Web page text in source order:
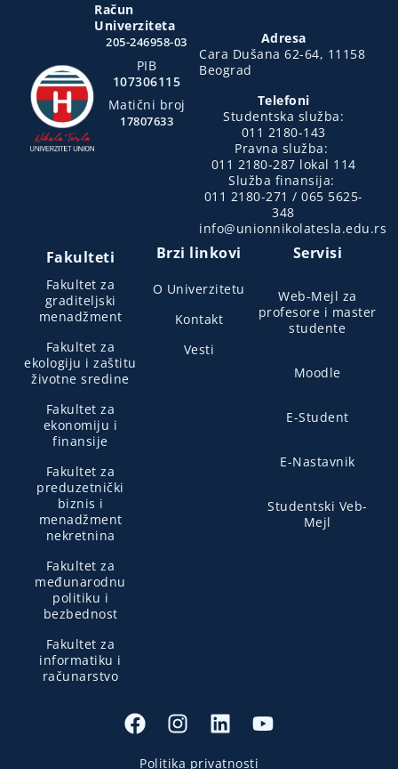
Račun
Univerziteta
205-246958-03
PIB
107306115
Matični broj
17807633
Adresa
Cara Dušana 62-64, 11158
Beograd
Telefoni
Studentska služba:
011 2180-143
Pravna služba:
011 2180-287 lokal 114
Služba finansija:
011 2180-271 / 065 5625-
348
info@unionnikolatesla.edu.rs
Fakulteti
Fakultet za
graditeljski
menadžment
Fakultet za
ekologiju i zaštitu
životne sredine
Fakultet za
ekonomiju i
finansije
Fakultet za
preduzetnički
biznis i
menadžment
nekretnina
Fakultet za
međunarodnu
politiku i
bezbednost
Fakultet za
informatiku i
računarstvo
Brzi linkovi
O Univerzitetu
Kontakt
Vesti
Servisi
Web-Mejl za
profesore i master
studente
Moodle
E-Student
E-Nastavnik
Studentski Veb-
Mejl
Politika privatnosti